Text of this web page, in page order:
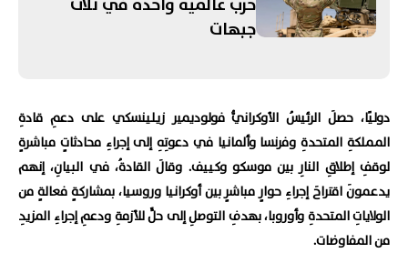
الدول للتحقق من نزع سلاح "حزب
الله"
حرب عالمية واحدة في ثلاث
جبهات
دوليًا، حصلَ الرئيسُ الأوكرانيُّ فولوديمير زيلينسكي على دعمِ قادةِ
المملكةِ المتحدةِ وفرنسا وألمانيا في دعوتِهِ إلى إجراءِ محادثاتٍ مباشرةٍ
لوقفِ إطلاقِ النارِ بين موسكو وكييف. وقالَ القادةُ، في البيانِ، إنهم
يدعمونَ اقتراحَ إجراءِ حوارٍ مباشرٍ بين أوكرانيا وروسيا، بمشاركةٍ فعالةٍ من
الولاياتِ المتحدةِ وأوروبا، بهدفِ التوصلِ إلى حلٍّ للأزمةِ ودعمِ إجراءِ المزيدِ
من المفاوضات.